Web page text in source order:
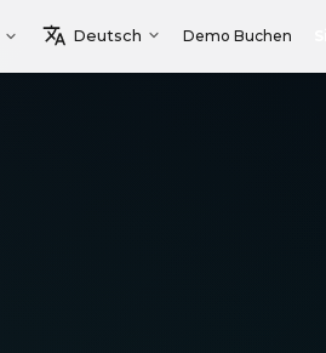
Deutsch Demo Buchen